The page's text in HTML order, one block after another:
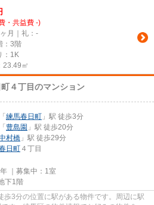
・共益費 -)
月｜礼：-
：3階
：1K
23.49㎡
４丁目のマンション
「 練馬春日町 」駅 徒歩3分
「 豊島園 」駅 徒歩20分
村橋 」駅 徒歩29分
日町 ４丁目
｜募集中： 1室
下1階
歩3分の位置に駅がある物件です。周辺に駅